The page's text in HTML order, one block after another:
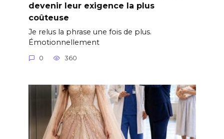
devenir leur exigence la plus
coûteuse
Je relus la phrase une fois de plus.
Émotionnellement
0 360